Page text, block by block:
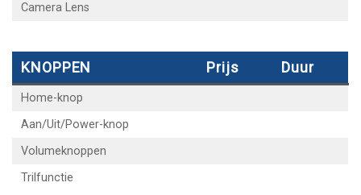
Camera Lens
KNOPPEN Prijs Duur
Home-knop
Aan/Uit/Power-knop
Volumeknoppen
Trilfunctie